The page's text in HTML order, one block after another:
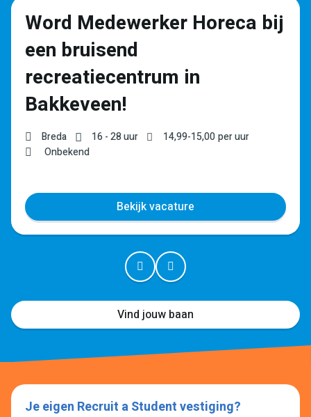
Word Medewerker Horeca bij
een bruisend
recreatiecentrum in
Bakkeveen!
Breda 16 - 28 uur 14,99-15,00per uur
Onbekend
Bekijk vacature
Vind jouw baan
Je eigen Recruit a Student vestiging?